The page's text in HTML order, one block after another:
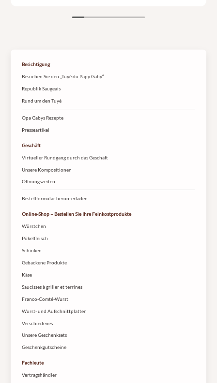
Besichtigung
Besuchen Sie den „Tuyé du Papy Gaby“
Republik Saugeais
Rund um den Tuyé
Opa Gabys Rezepte
Presseartikel
Geschäft
Virtueller Rundgang durch das Geschäft
Unsere Kompositionen
Öffnungszeiten
Bestellformular herunterladen
Online-Shop – Bestellen Sie Ihre Feinkostprodukte
Würstchen
Pökelfleisch
Schinken
Gebackene Produkte
Käse
Saucisses à griller et terrines
Franco-Comté-Wurst
Wurst- und Aufschnittplatten
Verschiedenes
Unsere Geschenksets
Geschenkgutscheine
Fachleute
Vertragshändler